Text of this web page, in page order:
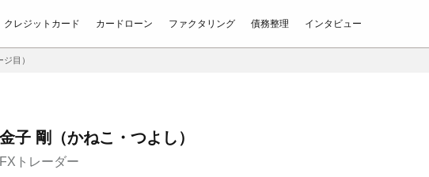
クレジットカード カードローン ファクタリング 債務整理 インタビュー
目）
金子 剛（かねこ・つよし）
FXトレーダー